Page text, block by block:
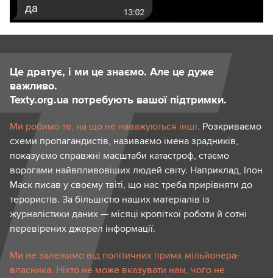
Це дратує, і ми це знаємо. Але це дуже
важливо.
Texty.org.ua потребують вашої підтримки.
Ми робимо те, на що не наважуються інші. Розкриваємо
схеми пропагандистів, називаємо імена зрадників,
показуємо справжні масштаби катастроф, стаємо
ворогами найвпливовіших людей світу. Наприклад, Ілон
Маск писав у своєму твіті, що нас треба прирівняти до
терористів. За більшістю наших матеріалів із
журналістики даних — місяці кропіткої роботи й сотні
перевірених джерел інформації.
Ми не залежимо від політичних примх мільйонера-
власника. Ніхто не може вказувати нам, чого не